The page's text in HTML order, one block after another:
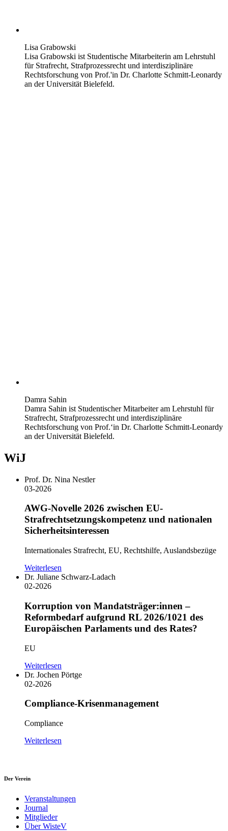
Lisa Grabowski
Lisa Grabowski ist Studentische Mitarbeiterin am Lehrstuhl
für Strafrecht, Strafprozessrecht und interdisziplinäre
Rechtsforschung von Prof.'in Dr. Charlotte Schmitt-Leonardy
an der Universität Bielefeld.
Damra Sahin
Damra Sahin ist Studentischer Mitarbeiter am Lehrstuhl für
Strafrecht, Strafprozessrecht und interdisziplinäre
Rechtsforschung von Prof.‘in Dr. Charlotte Schmitt-Leonardy
an der Universität Bielefeld.
WiJ
Prof. Dr. Nina Nestler
03-2026
AWG-Novelle 2026 zwischen EU-
Strafrechtsetzungskompetenz und nationalen
Sicherheitsinteressen
Internationales Strafrecht, EU, Rechtshilfe, Auslandsbezüge
Weiterlesen
Dr. Juliane Schwarz-Ladach
02-2026
Korruption von Mandatsträger:innen –
Reformbedarf aufgrund RL 2026/1021 des
Europäischen Parlaments und des Rates?
EU
Weiterlesen
Dr. Jochen Pörtge
02-2026
Compliance-Krisenmanagement
Compliance
Weiterlesen
Der Verein
Veranstaltungen
Journal
Mitglieder
Über WisteV